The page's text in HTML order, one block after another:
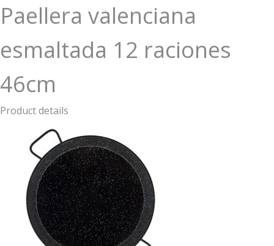
Paellera valenciana
esmaltada 12 raciones
46cm
Product details